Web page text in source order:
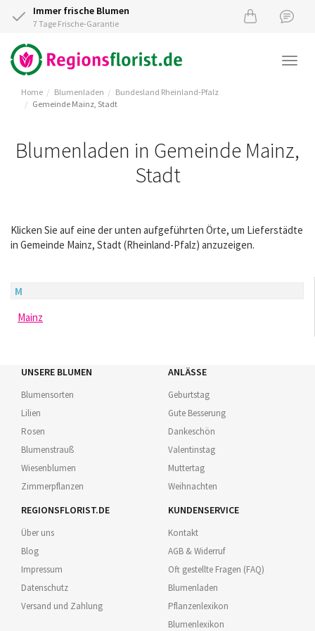
Immer frische Blumen
7 Tage Frische-Garantie
Home Blumenladen
Bundesland Rheinland-Pfalz
Gemeinde Mainz, Stadt
Blumenladen in Gemeinde Mainz,
Stadt
Klicken Sie auf eine der unten aufgeführten Örte, um Lieferstädte
in Gemeinde Mainz, Stadt (Rheinland-Pfalz) anzuzeigen.
M
Mainz
UNSERE BLUMEN
Blumensorten
Lilien
Rosen
Blumenstrauß
Wiesenblumen
Zimmerpflanzen
ANLÄSSE
Geburtstag
Gute Besserung
Dankeschön
Valentinstag
Muttertag
Weihnachten
REGIONSFLORIST.DE
Über uns
Blog
Impressum
Datenschutz
Versand und Zahlung
KUNDENSERVICE
Kontakt
AGB & Widerruf
Oft gestellte Fragen (FAQ)
Blumenladen
Pflanzenlexikon
Blumenlexikon